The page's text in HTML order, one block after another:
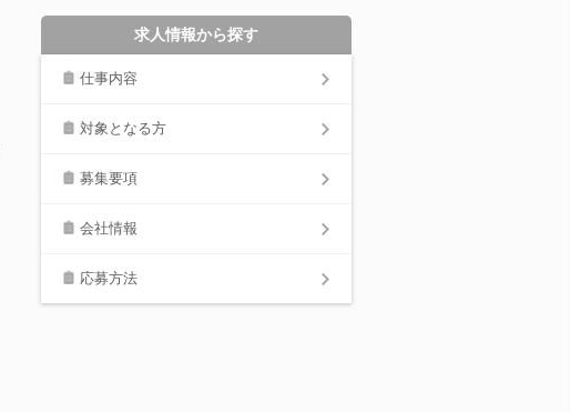
求人情報から探す
仕事内容
対象となる方
募集要項
会社情報
応募方法